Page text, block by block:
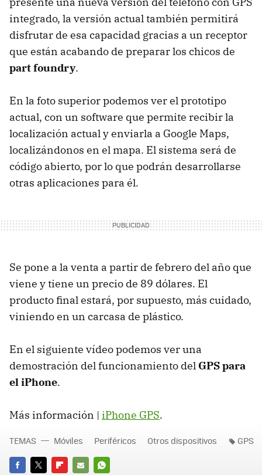
integrado, la versión actual también permitirá
disfrutar de esa capacidad gracias a un receptor
que están acabando de preparar los chicos de
part foundry.
En la foto superior podemos ver el prototipo
actual, con un software que permite recibir la
localización actual y enviarla a Google Maps,
localizándonos en el mapa. El sistema será de
código abierto, por lo que podrán desarrollarse
otras aplicaciones para él.
Se pone a la venta a partir de febrero del año que
viene y tiene un precio de 89 dólares. El
producto final estará, por supuesto, más cuidado,
viniendo en un carcasa de plástico.
En el siguiente vídeo podemos ver una
demostración del funcionamiento del GPS para
el iPhone.
Más información | iPhone GPS.
TEMAS Móviles Periféricos Otros dispositivos GPS